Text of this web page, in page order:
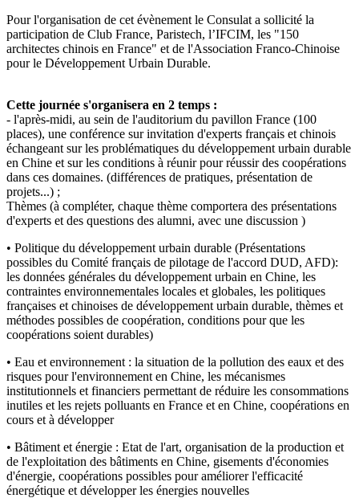
Pour l'organisation de cet évènement le Consulat a sollicité la
participation de Club France, Paristech, l’IFCIM, les "150
architectes chinois en France" et de l'Association Franco-Chinoise
pour le Développement Urbain Durable.
Cette journée s'organisera en 2 temps :
- l'après-midi, au sein de l'auditorium du pavillon France (100
places), une conférence sur invitation d'experts français et chinois
échangeant sur les problématiques du développement urbain durable
en Chine et sur les conditions à réunir pour réussir des coopérations
dans ces domaines. (différences de pratiques, présentation de
projets...) ;
Thèmes (à compléter, chaque thème comportera des présentations
d'experts et des questions des alumni, avec une discussion )
• Politique du développement urbain durable (Présentations
possibles du Comité français de pilotage de l'accord DUD, AFD):
les données générales du développement urbain en Chine, les
contraintes environnementales locales et globales, les politiques
françaises et chinoises de développement urbain durable, thèmes et
méthodes possibles de coopération, conditions pour que les
coopérations soient durables)
• Eau et environnement : la situation de la pollution des eaux et des
risques pour l'environnement en Chine, les mécanismes
institutionnels et financiers permettant de réduire les consommations
inutiles et les rejets polluants en France et en Chine, coopérations en
cours et à développer
• Bâtiment et énergie : Etat de l'art, organisation de la production et
de l'exploitation des bâtiments en Chine, gisements d'économies
d'énergie, coopérations possibles pour améliorer l'efficacité
énergétique et développer les énergies nouvelles